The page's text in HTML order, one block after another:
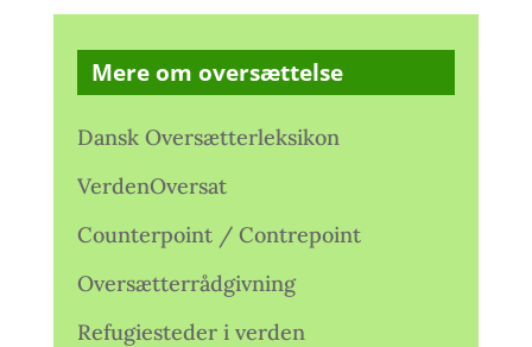
Mere om oversættelse
Dansk Oversætterleksikon
VerdenOversat
Counterpoint / Contrepoint
Oversætterrådgivning
Refugiesteder i verden